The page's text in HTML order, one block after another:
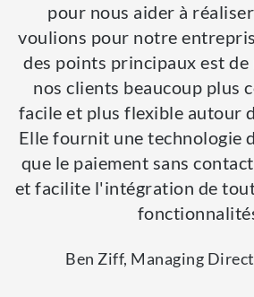
pour nous aider à
voulions pour notre
des points principaux est de
nos clients beaucoup plus
facile et plus flexible autour
Elle fournit une technologie
que le paiement sans
et facilite l'intégration de
Ben Ziff, Managing